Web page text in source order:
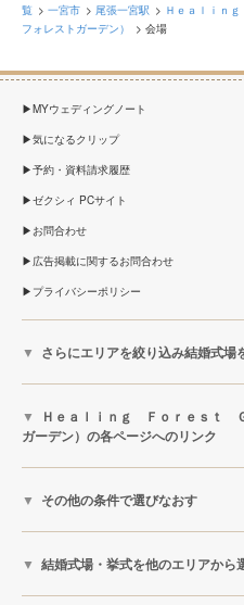
覧
一宮市 尾張一宮駅
Ｈｅａｌｉｎ
フォレストガーデン）
会場
MYウェディングノート
気になるクリップ
予約・資料請求履歴
ゼクシィ PCサイト
お問合わせ
広告掲載に関するお問合わせ
プライバシーポリシー
さらにエリアを絞り込み結婚式場
Ｈｅａｌｉｎｇ Ｆｏｒｅｓｔ
ガーデン）の各ページへのリンク
その他の条件で選びなおす
結婚式場・挙式を他のエリアから